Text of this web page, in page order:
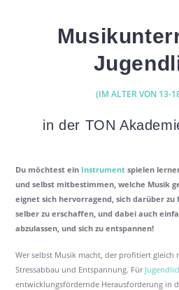
(IM ALTER VON 13-
in der TON
Du möchtest ein Instrument spielen
und selbst mitbestimmen, welche Musik
eignet sich hervorragend, sich darüber
selber zu erschaffen, und dabei auch
abzulassen, und sich zu entspannen!
Wer selbst Musik macht, der profitiert gleich
Stressabbau und Entspannung. Für
entwicklungsfördernde Herausforderung in